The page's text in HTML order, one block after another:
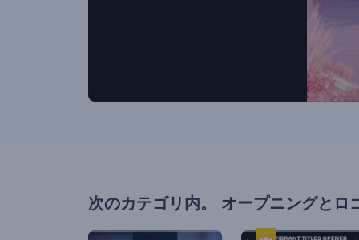
次のカテゴリ内。 オープニングとロ